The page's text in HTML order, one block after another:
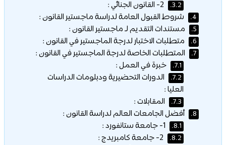
3.2.
4. شروط القبول العامة لدراسة ماجستير القانون :
5. مستندات التقديم لـ ماجستير القانون :
6. متطلبات الاختبار لدرجة الماجستير في القانون :
7. المتطلبات الخاصة لدرجة الماجستير في القانون :
7.1. خبرة في العمل :
7.2.
الدورات التحضيرية ودبلومات الدراسات
العليا :
7.3. المقابلات :
8. أفضل الجامعات العالم لدراسة القانون :
8.1.
8.2.